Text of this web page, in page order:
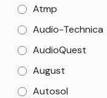
Atmp
Audio-Technica
AudioQuest
August
Autosol